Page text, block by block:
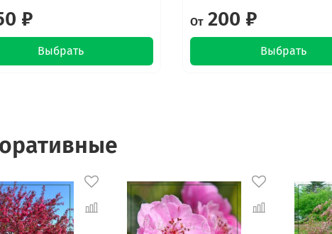
₽
Выбрать
От200 ₽
Выбрать